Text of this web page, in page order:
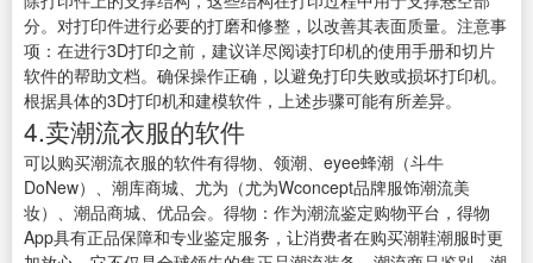
分。对打印件进行必要的打磨和修整，以改善其表面质量。注意事
项：在进行3D打印之前，建议详尽阅读打印机的使用手册和切片
软件的帮助文档。确保操作正确，以避免打印失败或损坏打印机。
根据具体的3D打印机和建模软件，上述步骤可能有所差异。
4.卖潮流衣服的软件
可以购买潮流衣服的软件有得物、领潮、eyee蜂潮（斗牛
DoNew）、潮库商城、尤为（尤为Wconcept品牌服饰潮流美
妆）、潮品商城、优品会。得物：作为潮流鉴定购物平台，得物
App具有正品保障和专业鉴定服务，让消费者在购买潮鞋潮服时更